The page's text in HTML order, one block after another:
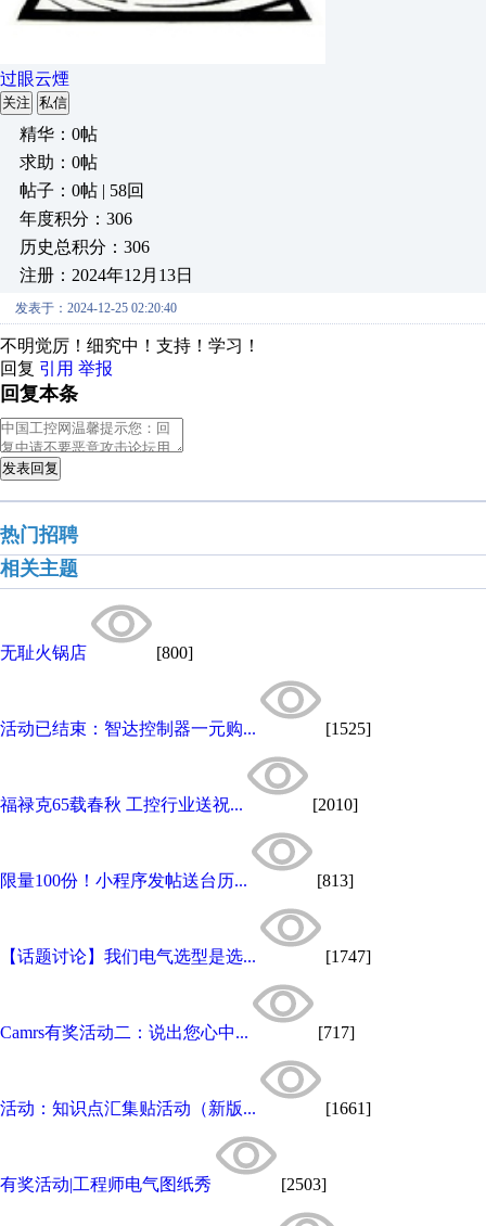
过眼云煙
关注 私信
精华：0帖
求助：0帖
帖子：0帖 | 58回
年度积分：306
历史总积分：306
注册：2024年12月13日
发表于：2024-12-25 02:20:40
不明觉厉！细究中！支持！学习！
回复 引用 举报
回复本条
发表回复
热门招聘
相关主题
无耻火锅店 [800]
活动已结束：智达控制器一元购... [1525]
福禄克65载春秋 工控行业送祝... [2010]
限量100份！小程序发帖送台历... [813]
【话题讨论】我们电气选型是选... [1747]
Camrs有奖活动二：说出您心中... [717]
活动：知识点汇集贴活动（新版... [1661]
有奖活动|工程师电气图纸秀 [2503]